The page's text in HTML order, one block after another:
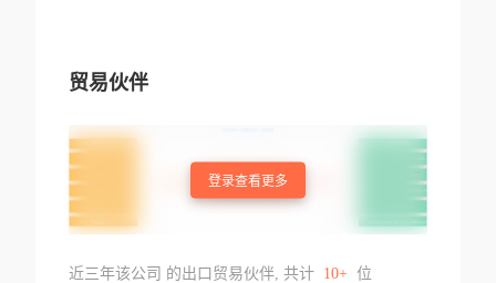
贸易伙伴
登录查看更多
近三年该公司 的出口贸易伙伴, 共计 10+ 位